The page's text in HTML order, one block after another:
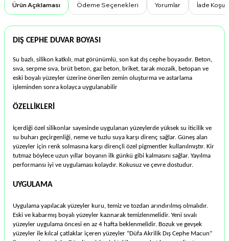
Ürün Açıklaması Ödeme Seçenekleri Yorumlar İade
DIŞ CEPHE DUVAR BOYASI
Su bazlı, silikon katkılı, mat görünümlü, son kat dış cephe boyasıdır. Beton,
sıva, serpme sıva, brüt beton, gaz beton, briket, tarak mozaik, betopan ve
eski boyalı yüzeyler üzerine önerilen zemin oluşturma ve astarlama
işleminden sonra kolayca uygulanabilir
ÖZELLİKLERİ
İçerdiği özel silikonlar sayesinde uygulanan yüzeylerde yüksek su iticilik ve
su buharı geçirgenliği, neme ve tuzlu suya karşı direnç sağlar. Güneş alan
yüzeyler için renk solmasına karşı dirençli özel pigmentler kullanılmıştır. Kir
tutmaz böylece uzun yıllar boyanın ilk günkü gibi kalmasını sağlar. Yayılma
performansı iyi ve uygulaması kolaydır. Kokusuz ve çevre dostudur.
UYGULAMA
Uygulama yapılacak yüzeyler kuru, temiz ve tozdan arındırılmış olmalıdır.
Eski ve kabarmış boyalı yüzeyler kazınarak temizlenmelidir. Yeni sıvalı
yüzeyler uygulama öncesi en az 4 hafta beklenmelidir. Bozuk ve gevşek
yüzeyler ile kılcal çatlaklar içeren yüzeyler “Düfa Akrilik Dış Cephe Macun”